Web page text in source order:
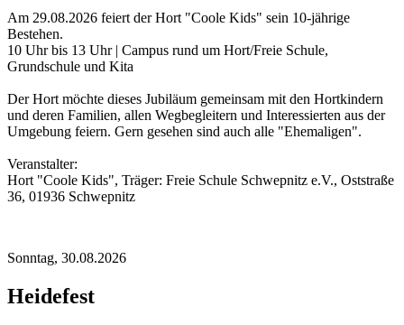
Am 29.08.2026 feiert der Hort "Coole Kids" sein 10-jährige
Bestehen.
10 Uhr bis 13 Uhr | Campus rund um Hort/Freie Schule,
Grundschule und Kita
Der Hort möchte dieses Jubiläum gemeinsam mit den Hortkindern
und deren Familien, allen Wegbegleitern und Interessierten aus der
Umgebung feiern. Gern gesehen sind auch alle "Ehemaligen".
Veranstalter:
Hort "Coole Kids", Träger: Freie Schule Schwepnitz e.V., Oststraße
36, 01936 Schwepnitz
Sonntag, 30.08.2026
Heidefest